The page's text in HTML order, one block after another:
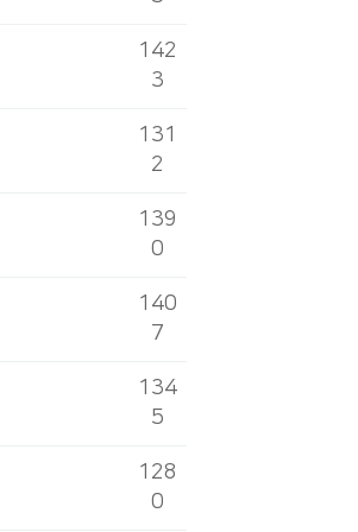
142
3
131
2
139
0
140
7
134
5
128
0